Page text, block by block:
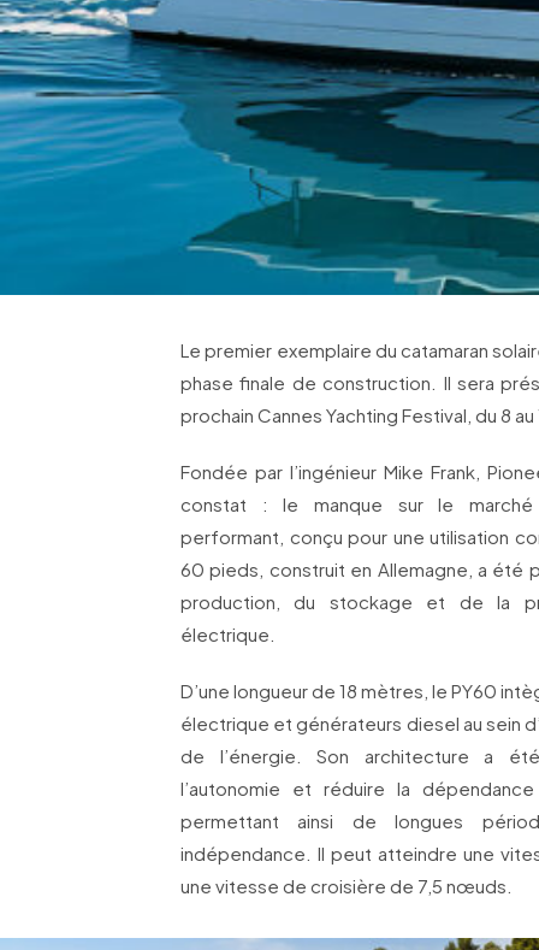
Le premier exemplaire du catamaran
phase finale de construction. Il sera
prochain Cannes Yachting Festival, du 8
Fondée par l’ingénieur Mike Frank,
constat : le manque sur le marché
performant, conçu pour une utilisation
60 pieds, construit en Allemagne, a été
production, du stockage et de la
électrique.
D’une longueur de 18 mètres, le PY60
électrique et générateurs diesel au sein
de l’énergie. Son architecture a
l’autonomie et réduire la
permettant ainsi de longues
indépendance. Il peut atteindre une
une vitesse de croisière de 7,5 nœuds.